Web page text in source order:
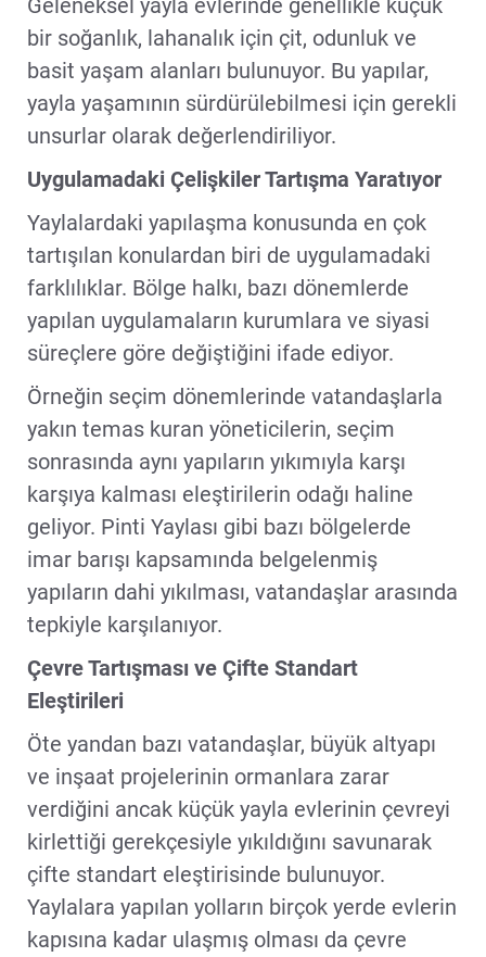
bir soğanlık, lahanalık için çit, odunluk ve
basit yaşam alanları bulunuyor. Bu yapılar,
yayla yaşamının sürdürülebilmesi için gerekli
unsurlar olarak değerlendiriliyor.
Uygulamadaki Çelişkiler Tartışma Yaratıyor
Yaylalardaki yapılaşma konusunda en çok
tartışılan konulardan biri de uygulamadaki
farklılıklar. Bölge halkı, bazı dönemlerde
yapılan uygulamaların kurumlara ve siyasi
süreçlere göre değiştiğini ifade ediyor.
Örneğin seçim dönemlerinde vatandaşlarla
yakın temas kuran yöneticilerin, seçim
sonrasında aynı yapıların yıkımıyla karşı
karşıya kalması eleştirilerin odağı haline
geliyor. Pinti Yaylası gibi bazı bölgelerde
imar barışı kapsamında belgelenmiş
yapıların dahi yıkılması, vatandaşlar arasında
tepkiyle karşılanıyor.
Çevre Tartışması ve Çifte Standart
Eleştirileri
Öte yandan bazı vatandaşlar, büyük altyapı
ve inşaat projelerinin ormanlara zarar
verdiğini ancak küçük yayla evlerinin çevreyi
kirlettiği gerekçesiyle yıkıldığını savunarak
çifte standart eleştirisinde bulunuyor.
Yaylalara yapılan yolların birçok yerde evlerin
kapısına kadar ulaşmış olması da çevre